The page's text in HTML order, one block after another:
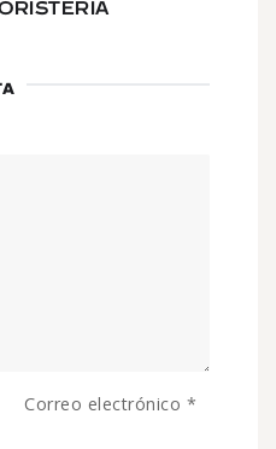
Correo electrónico *